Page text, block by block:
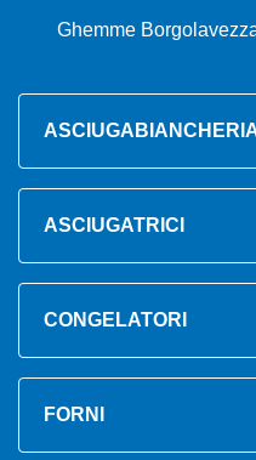
Ghemme
ASCIUGATRICI
CONGELATORI
FORNI